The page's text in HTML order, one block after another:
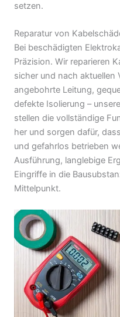
setzen.
Reparatur von
Bei beschädigten
Präzision. Wir reparieren
sicher und nach aktuellen
angebohrte Leitung,
defekte Isolierung –
stellen die vollständige
her und sorgen dafür,
und gefahrlos betrieben
Ausführung, langlebige
Eingriffe in die
Mittelpunkt.